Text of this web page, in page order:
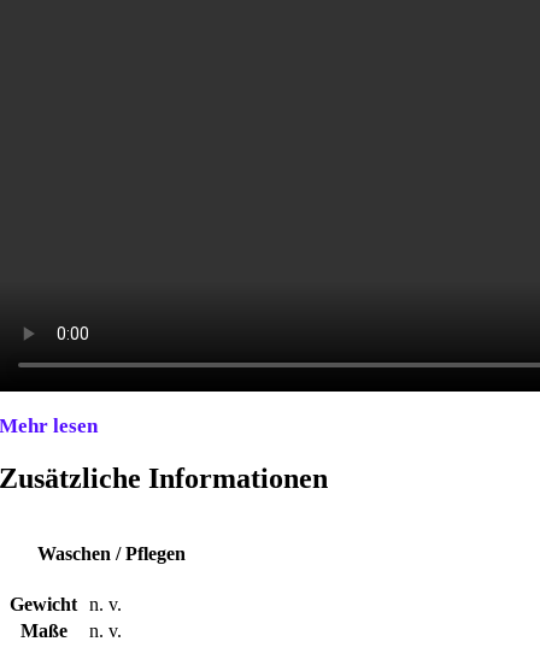
Mehr lesen
Zusätzliche Informationen
Waschen / Pflegen
Gewicht n. v.
Maße
n. v.